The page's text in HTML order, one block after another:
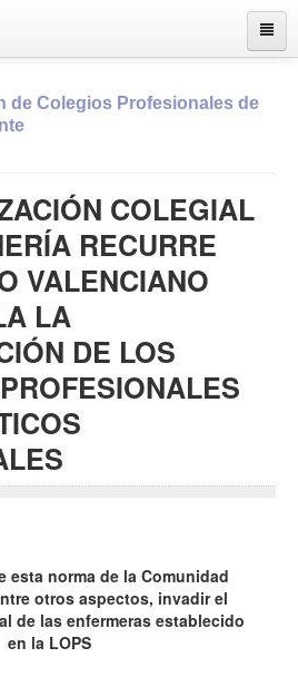
de Colegios Profesionales de
COLEGIAL
RECURRE
VALENCIANO
LA
DE LOS
esta norma de la Comunidad
otros aspectos, invadir el
de las enfermeras establecido
en la LOPS